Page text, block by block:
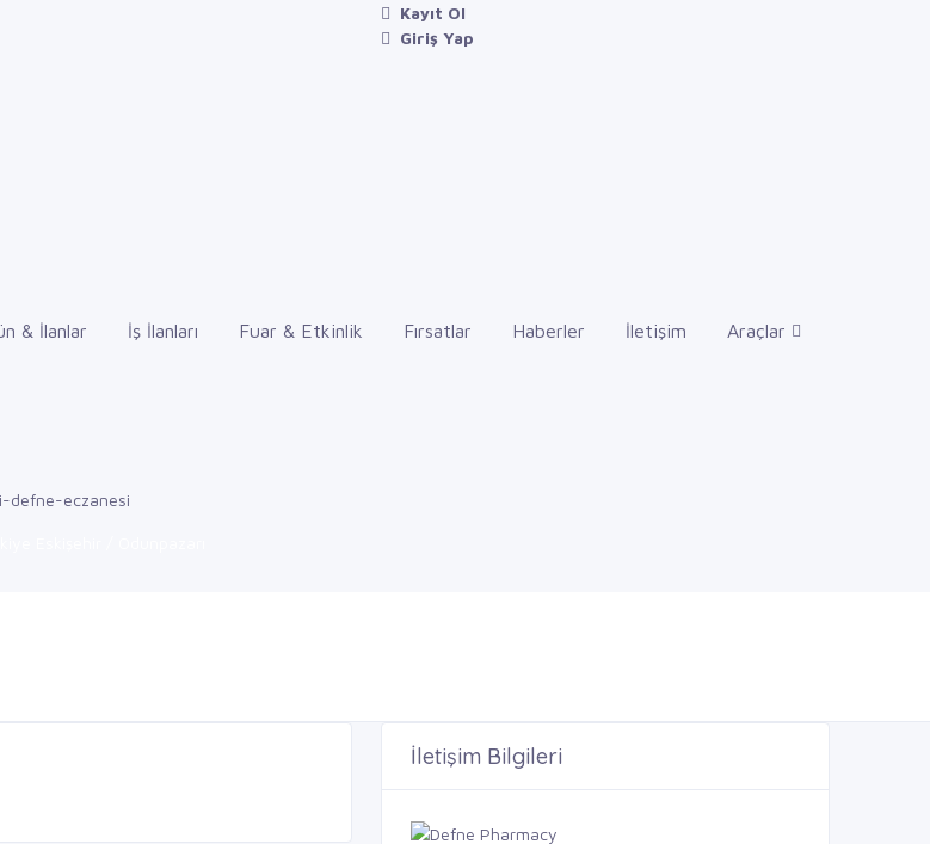
Kayıt Ol
Giriş Yap
& İlanlar İş İlanları Fuar & Etkinlik Fırsatlar Haberler İletişim Araçlar
defne-eczanesi
İletişim Bilgileri